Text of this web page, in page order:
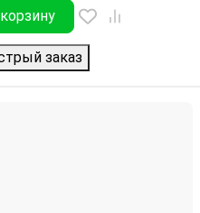
заказ